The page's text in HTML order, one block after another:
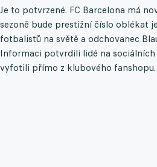
Je to potvrzené. FC Barcelona má
sezoně bude prestižní číslo oblékat
fotbalistů na světě a odchovanec
Informaci potvrdili lidé na
vyfotili přímo z klubového fanshopu.